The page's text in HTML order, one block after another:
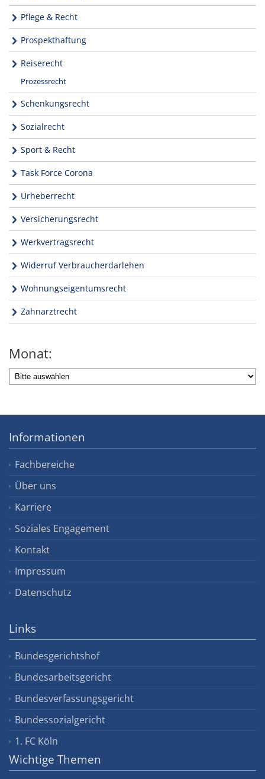
Pflege & Recht
Prospekthaftung
Reiserecht
Prozessrecht
Schenkungsrecht
Sozialrecht
Sport & Recht
Task Force Corona
Urheberrecht
Versicherungsrecht
Werkvertragsrecht
Widerruf Verbraucherdarlehen
Wohnungseigentumsrecht
Zahnarztrecht
Monat:
Informationen
Fachbereiche
Über uns
Karriere
Soziales Engagement
Kontakt
Impressum
Datenschutz
Links
Bundesgerichtshof
Bundesarbeitsgericht
Bundesverfassungsgericht
Bundessozialgericht
1. FC Köln
Wichtige Themen